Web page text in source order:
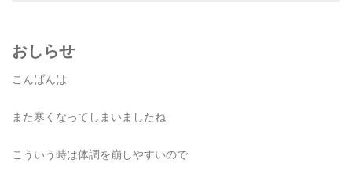
おしらせ
こんばんは
また寒くなってしまいましたね
こういう時は体調を崩しやすいので